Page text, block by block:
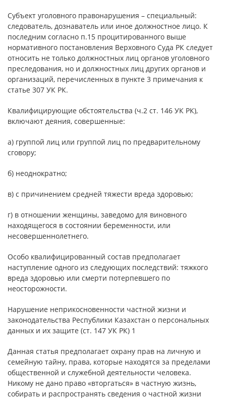
Субъект уголовного правонарушения – специальный:
следователь, дознаватель или иное должностное лицо. К
последним согласно п.15 процитированного выше
нормативного постановления Верховного Суда РК следует
относить не только должностных лиц органов уголовного
преследования, но и должностных лиц других органов и
организаций, перечисленных в пункте 3 примечания к
статье 307 УК РК.
Квалифицирующие обстоятельства (ч.2 ст. 146 УК РК),
включают деяния, совершенные:
а) группой лиц или группой лиц по предварительному
сговору;
б) неоднократно;
в) с причинением средней тяжести вреда здоровью;
г) в отношении женщины, заведомо для виновного
находящегося в состоянии беременности, или
несовершеннолетнего.
Особо квалифицированный состав предполагает
наступление одного из следующих последствий: тяжкого
вреда здоровью или смерти потерпевшего по
неосторожности.
Нарушение неприкосновенности частной жизни и
законодательства Республики Казахстан о персональных
данных и их защите (ст. 147 УК РК) 1
Данная статья предполагает охрану прав на личную и
семейную тайну, права, которые находятся за пределами
общественной и служебной деятельности человека.
Никому не дано право «вторгаться» в частную жизнь,
собирать и распространять сведения о частной жизни